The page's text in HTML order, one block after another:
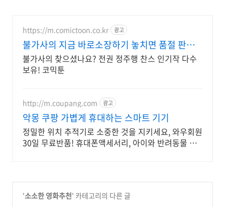
https://m.comictoon.co.kr 광고
불가사의 지금 바로소장하기 놓치면 품절 판타
지 전권세트
불가사의 찾으셨나요? 전권 정주행 찬스 인기작 다수
보유! 코믹툰
http://m.coupang.com 광고
악몽 쿠팡 가볍게 휴대하는 스마트 기기
정밀한 위치 추적기로 소중한 것을 지키세요, 와우회원
30일 무료반품! 휴대폰액세서리, 아이와 반려동물 안
'소소한 영화추천' 카테고리의 다른 글